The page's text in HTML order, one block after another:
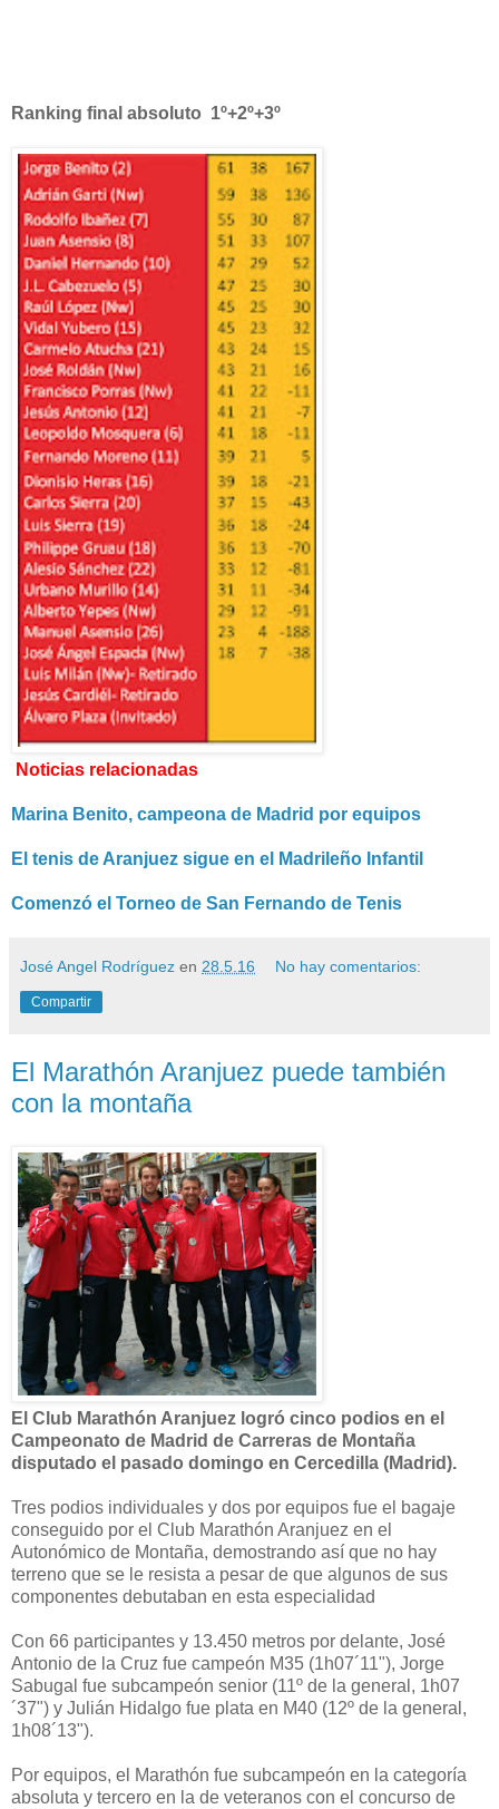
Ranking final absoluto 1º+2º+3º
Noticias relacionadas
Marina Benito, campeona de Madrid por equipos
El tenis de Aranjuez sigue en el Madrileño Infantil
Comenzó el Torneo de San Fernando de Tenis
José Angel Rodríguez en 28.5.16 No hay comentarios:
Compartir
El Marathón Aranjuez puede también
con la montaña
El Club Marathón Aranjuez logró cinco podios en el
Campeonato de Madrid de Carreras de Montaña
disputado el pasado domingo en Cercedilla (Madrid).
Tres podios individuales y dos por equipos fue el bagaje
conseguido por el Club Marathón Aranjuez en el
Autonómico de Montaña, demostrando así que no hay
terreno que se le resista a pesar de que algunos de sus
componentes debutaban en esta especialidad
Con 66 participantes y 13.450 metros por delante, José
Antonio de la Cruz fue campeón M35 (1h07´11"), Jorge
Sabugal fue subcampeón senior (11º de la general, 1h07
´37") y Julián Hidalgo fue plata en M40 (12º de la general,
1h08´13").
Por equipos, el Marathón fue subcampeón en la categoría
absoluta y tercero en la de veteranos con el concurso de